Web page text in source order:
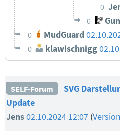
0
0
0 MudGuard
0 klawischnigg
SELF-Forum
SVG
Update
Jens02.10.2024 12:07 (